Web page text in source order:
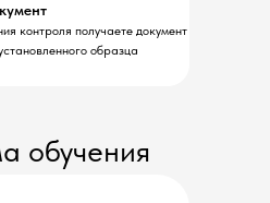
контроля получаете документ
образца
обучения